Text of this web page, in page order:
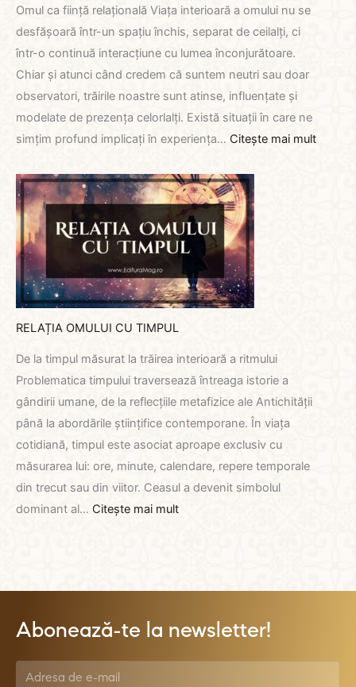
Omul ca ființă relațională Viața interioară a omului nu se
desfășoară într-un spațiu închis, separat de ceilalți, ci
într-o continuă interacțiune cu lumea înconjurătoare.
Chiar și atunci când credem că suntem neutri sau doar
observatori, trăirile noastre sunt atinse, influențate și
modelate de prezența celorlalți. Există situații în care ne
simțim profund implicați în experiența… Citește mai mult:
RELAȚIA OMULUI CU TIMPUL
De la timpul măsurat la trăirea interioară a ritmului
Problematica timpului traversează întreaga istorie a
gândirii umane, de la reflecțiile metafizice ale Antichității
până la abordările științifice contemporane. În viața
cotidiană, timpul este asociat aproape exclusiv cu
măsurarea lui: ore, minute, calendare, repere temporale
din trecut sau din viitor. Ceasul a devenit simbolul
dominant al… Citește mai mult:
TIMPUL
Abonează-te la newsletter!